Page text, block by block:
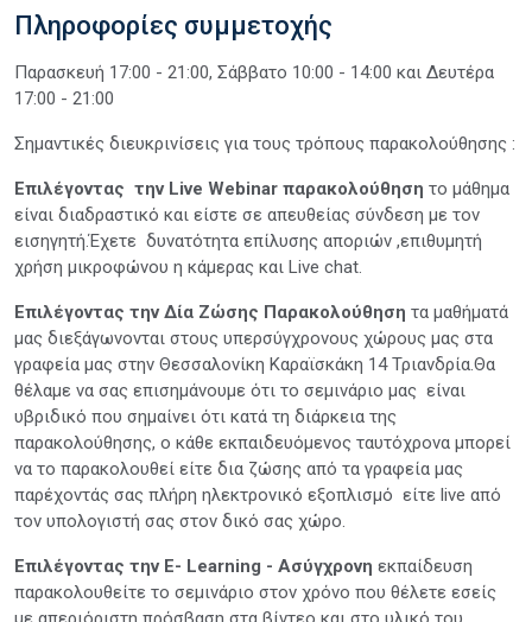
Πληροφορίες συμμετοχής
Παρασκευή 17:00 - 21:00, Σάββατο 10:00 - 14:00 και Δευτέρα
17:00 - 21:00
Σημαντικές διευκρινίσεις για τους τρόπους παρακολούθησης :
Επιλέγοντας την Live Webinar παρακολούθηση το μάθημα
είναι διαδραστικό και είστε σε απευθείας σύνδεση με τον
εισηγητή.Έχετε δυνατότητα επίλυσης αποριών ,επιθυμητή
χρήση μικροφώνου η κάμερας και Live chat.
Επιλέγοντας την Δία Ζώσης Παρακολούθηση τα μαθήματά
μας διεξάγωνονται στους υπερσύγχρονους χώρους μας στα
γραφεία μας στην Θεσσαλονίκη Καραϊσκάκη 14 Τριανδρία.Θα
θέλαμε να σας επισημάνουμε ότι το σεμινάριο μας είναι
υβριδικό που σημαίνει ότι κατά τη διάρκεια της
παρακολούθησης, ο κάθε εκπαιδευόμενος ταυτόχρονα μπορεί
να το παρακολουθεί είτε δια ζώσης από τα γραφεία μας
παρέχοντάς σας πλήρη ηλεκτρονικό εξοπλισμό είτε live από
τον υπολογιστή σας στον δικό σας χώρο.
Επιλέγοντας την E- Learning - Ασύγχρονη εκπαίδευση
παρακολουθείτε το σεμινάριο στον χρόνο που θέλετε εσείς